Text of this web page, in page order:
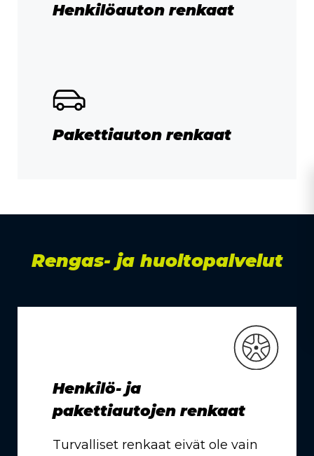
Henkilöauton renkaat
Pakettiauton renkaat
Rengas- ja huoltopalvelut
Henkilö- ja
pakettiautojen renkaat
Turvalliset renkaat eivät ole vain